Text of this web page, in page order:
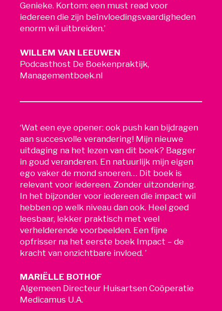
Genieke. Kortom: een must read voor
iedereen die zijn beïnvloedingsvaardigheden
enorm wil uitbreiden.’
WILLEM VAN LEEUWEN
Podcasthost De Boekenpraktijk,
Managementboek.nl
‘Wat een eye opener: ook push kan bijdragen
aan succesvolle verandering! Mijn nieuwe
uitdaging na het lezen van dit boek? Bagger
in goud veranderen. En natuurlijk mijn eigen
ego vaker de mond snoeren… Dit boek is
relevant voor iedereen. Zonder uitzondering.
In het bijzonder voor iedereen die impact wil
hebben op welk niveau dan ook. Heel goed
leesbaar, lekker praktisch met veel
verhelderende voorbeelden. Een fijne
opfrisser na het eerste boek Impact – de
kracht van onzichtbare invloed. ’
MARIËLLE BOTHOF
Algemeen Directeur Huisartsen Coöperatie
Medicamus U.A.